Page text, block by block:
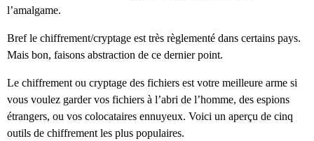
l’amalgame.
Bref le chiffrement/cryptage est très règlementé dans certains pays.
Mais bon, faisons abstraction de ce dernier point.
Le chiffrement ou cryptage des fichiers est votre meilleure arme si
vous voulez garder vos fichiers à l’abri de l’homme, des espions
étrangers, ou vos colocataires ennuyeux. Voici un aperçu de cinq
outils de chiffrement les plus populaires.